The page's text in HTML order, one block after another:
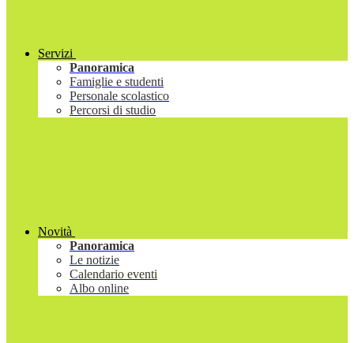
Servizi
Panoramica
Famiglie e studenti
Personale scolastico
Percorsi di studio
Novità
Panoramica
Le notizie
Calendario eventi
Albo online